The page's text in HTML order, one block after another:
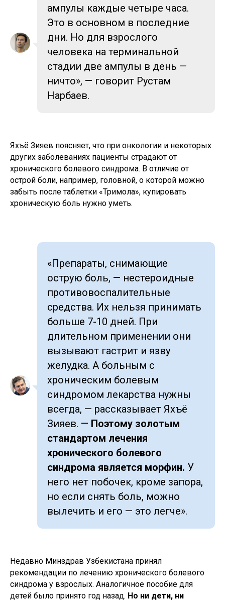
ампулы каждые четыре часа.
Это в основном в последние
дни. Но для взрослого
человека на терминальной
стадии две ампулы в день —
ничто», — говорит Рустам
Нарбаев.
Яхъё Зияев поясняет, что при онкологии и некоторых
других заболеваниях пациенты страдают от
хронического болевого синдрома. В отличие от
острой боли, например, головной, о которой можно
забыть после таблетки «Тримола», купировать
хроническую боль нужно уметь.
«Препараты, снимающие
острую боль, — нестероидные
противовоспалительные
средства. Их нельзя принимать
больше 7-10 дней. При
длительном применении они
вызывают гастрит и язву
желудка. А больным с
хроническим болевым
синдромом лекарства нужны
всегда, — рассказывает Яхъё
Зияев. — Поэтому золотым
стандартом лечения
хронического болевого
синдрома является морфин. У
него нет побочек, кроме запора,
но если снять боль, можно
вылечить и его — это легче».
Недавно Минздрав Узбекистана принял
рекомендации по лечению хронического болевого
синдрома у взрослых. Аналогичное пособие для
детей было принято год назад. Но ни дети, ни